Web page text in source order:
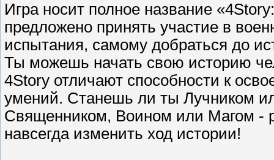
Игра носит полное название
предложено принять участие в
испытания, самому добраться до
Ты можешь начать свою историю
4Story отличают способности к
умений. Станешь ли ты Лучником
Священником, Воином или Магом -
навсегда изменить ход истории!